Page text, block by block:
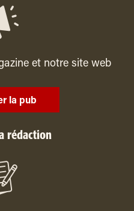
et notre site web
la pub
rédaction